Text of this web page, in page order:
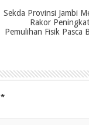
Sekda Provinsi Jambi
Rakor
Pemulihan Fisik Pasca
*